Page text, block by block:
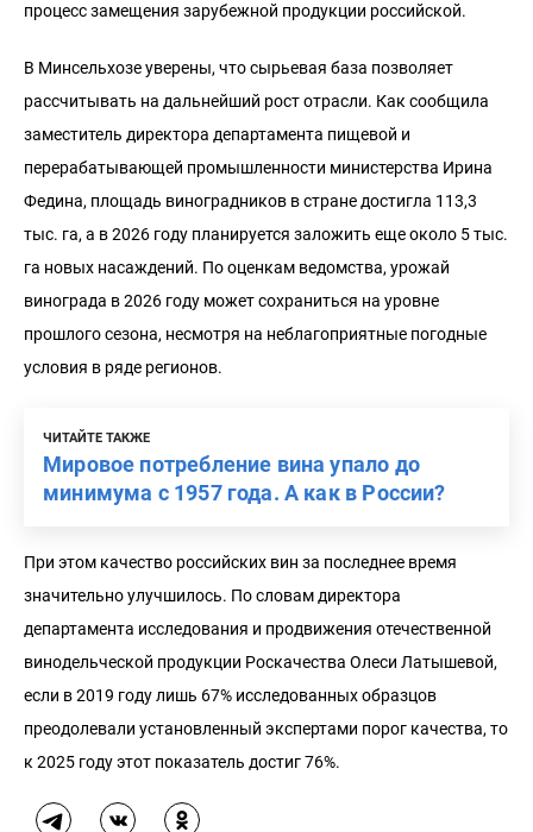
процесс замещения зарубежной продукции российской.
В Минсельхозе уверены, что сырьевая база позволяет
рассчитывать на дальнейший рост отрасли. Как сообщила
заместитель директора департамента пищевой и
перерабатывающей промышленности министерства Ирина
Федина, площадь виноградников в стране достигла 113,3
тыс. га, а в 2026 году планируется заложить еще около 5 тыс.
га новых насаждений. По оценкам ведомства, урожай
винограда в 2026 году может сохраниться на уровне
прошлого сезона, несмотря на неблагоприятные погодные
условия в ряде регионов.
ЧИТАЙТЕ ТАКЖЕ
Мировое потребление вина упало до
минимума с 1957 года. А как в России?
При этом качество российских вин за последнее время
значительно улучшилось. По словам директора
департамента исследования и продвижения отечественной
винодельческой продукции Роскачества Олеси Латышевой,
если в 2019 году лишь 67% исследованных образцов
преодолевали установленный экспертами порог качества, то
к 2025 году этот показатель достиг 76%.